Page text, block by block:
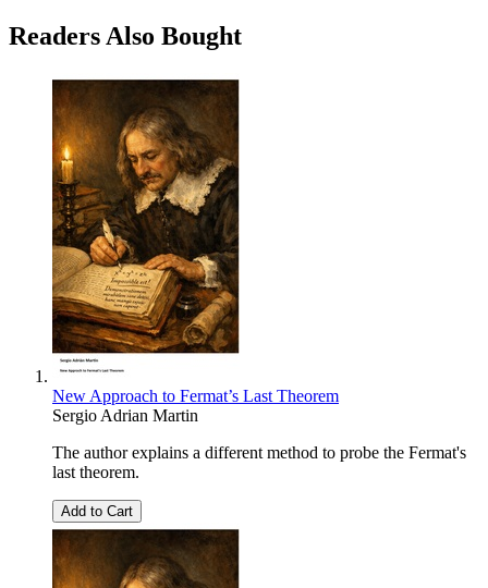
Readers Also Bought
New Approach to Fermat’s Last Theorem
Sergio Adrian Martin
The author explains a different method to probe the Fermat's
last theorem.
Add to Cart